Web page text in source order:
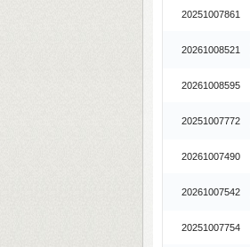
20251007861
20261008521
20261008595
20251007772
20261007490
20261007542
20251007754